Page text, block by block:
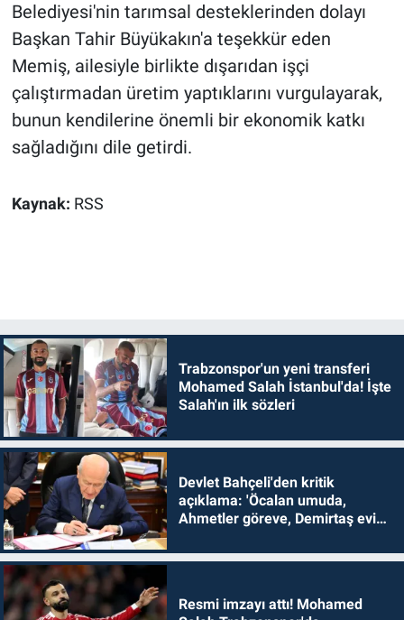
Belediyesi'nin tarımsal desteklerinden dolayı
Başkan Tahir Büyükakın'a teşekkür eden
Memiş, ailesiyle birlikte dışarıdan işçi
çalıştırmadan üretim yaptıklarını vurgulayarak,
bunun kendilerine önemli bir ekonomik katkı
sağladığını dile getirdi.
Kaynak: RSS
Trabzonspor'un yeni transferi
Mohamed Salah İstanbul'da! İşte
Salah'ın ilk sözleri
Devlet Bahçeli'den kritik
açıklama: 'Öcalan umuda,
Ahmetler göreve, Demirtaş evine
Resmi imzayı attı! Mohamed